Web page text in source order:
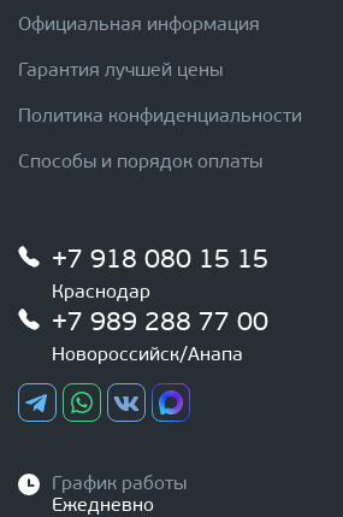
Официальная информация
Гарантия лучшей цены
Политика конфиденциальности
Способы и порядок оплаты
+7 918 080 15 15
Краснодар
+7 989 288 77 00
Новороссийск/Анапа
График работы
Ежедневно